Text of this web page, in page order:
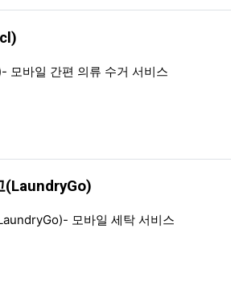
모바일 간편 의류 수거 서비스
(LaundryGo)
모바일 세탁 서비스